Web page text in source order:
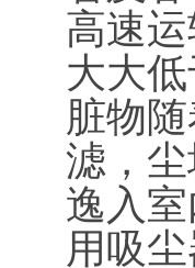
高速
大大
脏物
滤，
逸入
用吸